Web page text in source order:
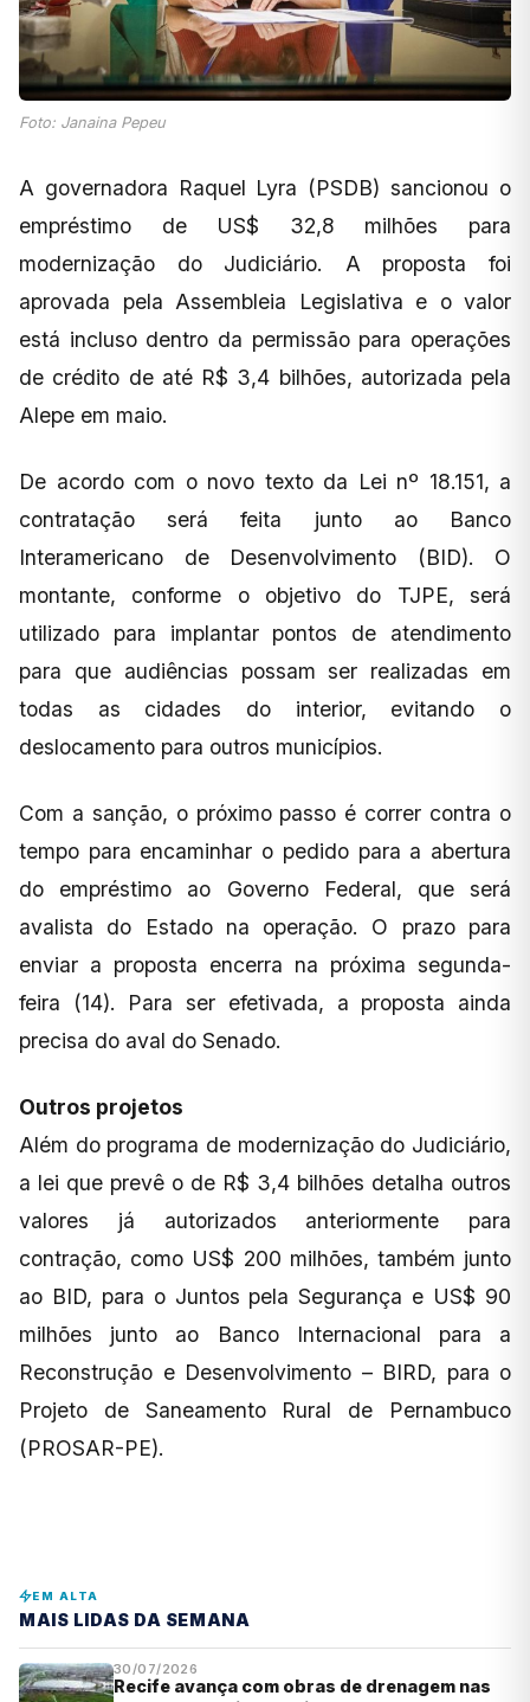
Foto: Janaina Pepeu
A governadora Raquel Lyra (PSDB) sancionou o
empréstimo de US$ 32,8 milhões para
modernização do Judiciário. A proposta foi
aprovada pela Assembleia Legislativa e o valor
está incluso dentro da permissão para operações
de crédito de até R$ 3,4 bilhões, autorizada pela
Alepe em maio.
De acordo com o novo texto da Lei nº 18.151, a
contratação será feita junto ao Banco
Interamericano de Desenvolvimento (BID). O
montante, conforme o objetivo do TJPE, será
utilizado para implantar pontos de atendimento
para que audiências possam ser realizadas em
todas as cidades do interior, evitando o
deslocamento para outros municípios.
Com a sanção, o próximo passo é correr contra o
tempo para encaminhar o pedido para a abertura
do empréstimo ao Governo Federal, que será
avalista do Estado na operação. O prazo para
enviar a proposta encerra na próxima segunda-
feira (14). Para ser efetivada, a proposta ainda
precisa do aval do Senado.
Outros projetos
Além do programa de modernização do Judiciário,
a lei que prevê o de R$ 3,4 bilhões detalha outros
valores já autorizados anteriormente para
contração, como US$ 200 milhões, também junto
ao BID, para o Juntos pela Segurança e US$ 90
milhões junto ao Banco Internacional para a
Reconstrução e Desenvolvimento – BIRD, para o
Projeto de Saneamento Rural de Pernambuco
(PROSAR-PE).
EM ALTA
MAIS LIDAS DA SEMANA
30/07/2026
Recife avança com obras de drenagem nas